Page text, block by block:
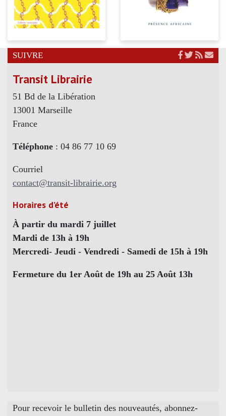
SUIVRE
Transit Librairie
51 Bd de la Libération
13001 Marseille
France
Téléphone : 04 86 77 10 69
Courriel
contact@transit-librairie.org
Horaires d’été
À partir du mardi 7 juillet
Mardi de 13h à 19h
Mercredi- Jeudi - Vendredi - Samedi de 15h à 19h
Fermeture du 1er Août de 19h au 25 Août 13h
Pour recevoir le bulletin des nouveautés, abonnez-